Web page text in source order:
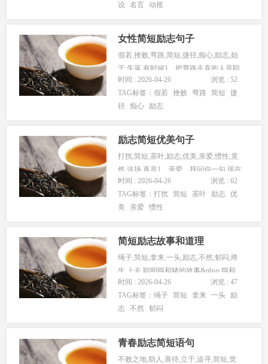
说 名言 动摇
女性简短励志句子
假若,挫败,弯路,简短,捷径,痴心,励志,始
于,失落,有时候1、把弯路走直的人是聪
明的，他找到了捷径...
时间 : 2026-04-26
浏览 : 52
TAG标签：假若 挫败 弯路 简短
捷
径
痴心 励志
励志简短优美句子
打扰,简短,茶叶,励志,优美,亲爱,惯性,竟
然,这场,真是1、亲爱。我问你一句 现在
这年代，茶叶蛋都...
时间 : 2026-04-26
浏览 : 62
TAG标签：打扰 简短 茶叶 励志 优
美
亲爱 惯性
简短励志故事和道理
绳子,简短,拿来,一头,励志,不然,郁闷,终
生,上去,聪明猫和猪的故事&nbsp 猫和
猪...
时间 : 2026-04-26
浏览 : 47
TAG标签：绳子 简短 拿来 一头
励
志 不然 郁闷
青春励志简短语句
不败之地,助人,善待,立于,追寻,简短,觉